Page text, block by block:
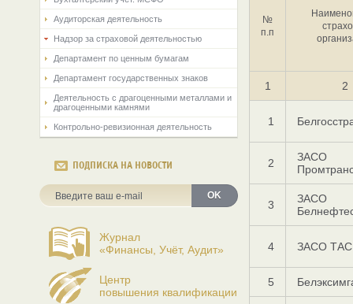
Аудиторская деятельность
Надзор за страховой деятельностью
Департамент по ценным бумагам
Департамент государственных знаков
Деятельность с драгоценными металлами и
драгоценными камнями
Контрольно-ревизионная деятельность
ПОДПИСКА НА НОВОСТИ
OK
Журнал
«Финансы, Учёт, Аудит»
Центр
повышения квалификации
№
п.п
1 2
1
2
ЗАСО
3
ЗАСО
4 ЗАСО
5